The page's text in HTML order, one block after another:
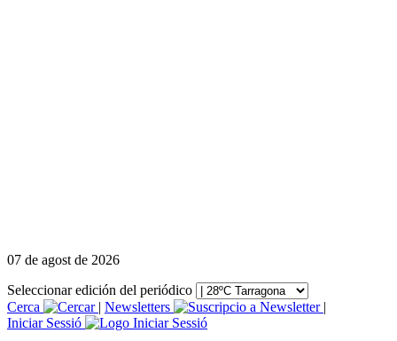
07 de agost de 2026
Seleccionar edición del periódico
Cerca
| Newsletters
|
Iniciar Sessió